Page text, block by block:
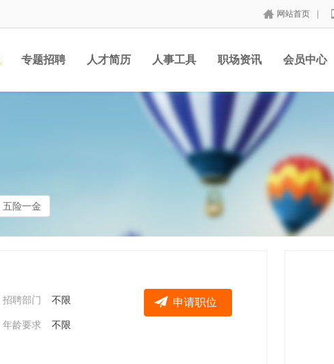
网站首页
专题招聘 人才简历 人事工具 职场资讯 会员中心
五险一金
招聘部门 不限
年龄要求 不限
申请职位